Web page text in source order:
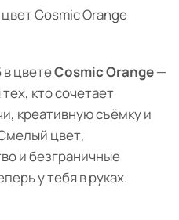
Cosmic Orange
в цветеCosmic Orange—
кто сочетает
креативную съёмку и
цвет,
и безграничные
у тебя в руках.